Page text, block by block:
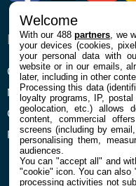
ENTREPRISE
Qui sommes nous
Mentions légales et CGU
Confidentialité et Cookies
Préférences cookies
Welcome
With our 488partners , we
your devices (cookies,
your personal data with
website or in our emails,
later, including in other
Processing this data
loyalty programs, IP,
geolocation, etc.) allows
content, commercial
screens (including by
personalising them,
audiences.
You can "accept all" and
"cookie" icon. You can also
processing activities not